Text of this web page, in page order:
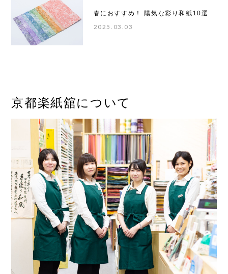
春におすすめ！ 陽気な彩り和紙10選
2025.03.03
京都楽紙舘について